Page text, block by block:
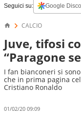
Seguici su: Google
CALCIO
Juve, tifosi
“Paragone
I fan bianconeri si
che in prima pagina
Cristiano Ronaldo
01/02/20 09:09